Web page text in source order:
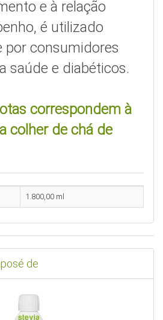
e à relação
é utilizado
por consumidores
saúde e diabéticos.
correspondem à
colher de chá de
1.800,00 ml
de